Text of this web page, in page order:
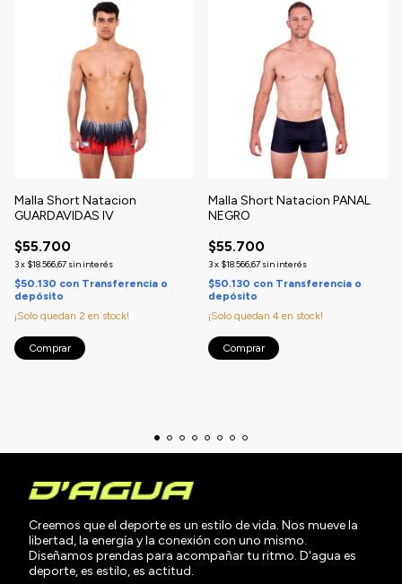
Malla Short Natacion
GUARDAVIDAS IV
$55.700
3x $18.566,67 sin interés
$50.130 con Transferencia o
depósito
¡Solo quedan 2 en stock!
Comprar
Malla Short Natacion PANAL
NEGRO
$55.700
3x $18.566,67 sin interés
$50.130 con Transferencia o
depósito
¡Solo quedan 4 en stock!
Comprar
Creemos que el deporte es un estilo de vida. Nos mueve la
libertad, la energía y la conexión con uno mismo.
Diseñamos prendas para acompañar tu ritmo. D'agua es
deporte, es estilo, es actitud.